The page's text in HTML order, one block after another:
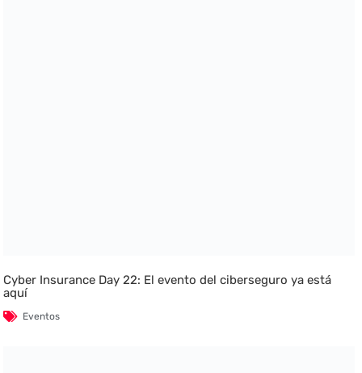
Cyber Insurance Day 22: El evento del ciberseguro ya está
aquí
Eventos